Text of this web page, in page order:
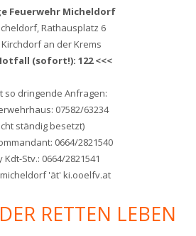
Feuerwehr Micheldorf
Rathausplatz 6
an der Krems
(sofort!): 122 <<<
so dringende Anfragen:
07582/63234
ständig besetzt)
0664/2821540
Kdt-Stv.: 0664/2821541
'ät' ki.ooelfv.at
RETTEN LEBEN